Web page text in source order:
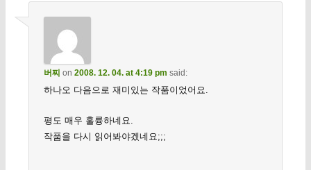
버찌 on 2008. 12. 04. at 4:19 pm said:
하나오 다음으로 재미있는 작품이었어요.
평도 매우 훌륭하네요.
작품을 다시 읽어봐야겠네요;;;